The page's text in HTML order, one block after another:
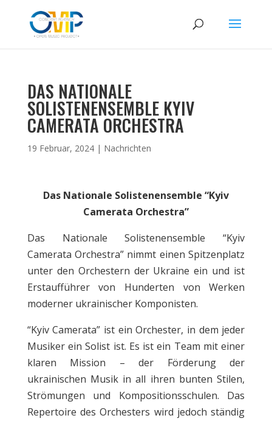
DAS NATIONALE
SOLISTENENSEMBLE KYIV
CAMERATA ORCHESTRA
19 Februar, 2024| Nachrichten
Das Nationale Solistenensemble “Kyiv
Camerata Orchestra”
Das Nationale Solistenensemble “Kyiv
Camerata Orchestra” nimmt einen Spitzenplatz
unter den Orchestern der Ukraine ein und ist
Erstaufführer von Hunderten von Werken
moderner ukrainischer Komponisten.
“Kyiv Сamerata” ist ein Orchester, in dem jeder
Musiker ein Solist ist. Es ist ein Team mit einer
klaren Mission – der Förderung der
ukrainischen Musik in all ihren bunten Stilen,
Strömungen und Kompositionsschulen. Das
Repertoire des Orchesters wird jedoch ständig